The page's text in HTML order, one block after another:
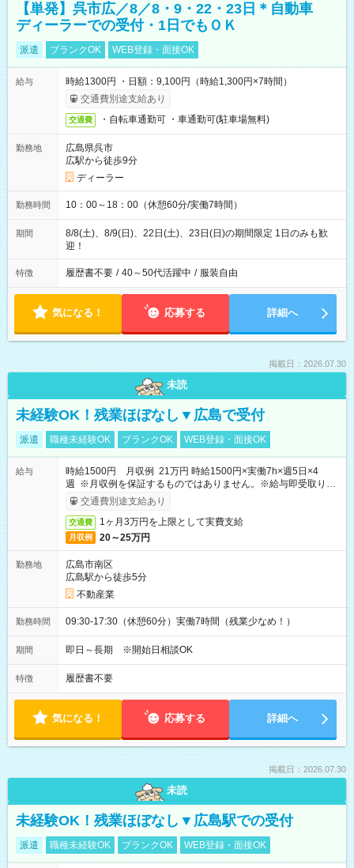
【単発】呉市広／8／8・9・22・23日＊自動車
ディーラーでの受付・1日でもＯＫ
派遣 ブランクOK WEB登録・面接OK
給与
時給1300円 ・日額：9,100円（時給1,300円×7時間）
交通費別途支給あり
交通費 ・自転車通勤可 ・車通勤可(駐車場無料)
勤務地
広島県呉市
広駅から徒歩9分
ディーラー
勤務時間 10：00～18：00（休憩60分/実働7時間）
期間
8/8(土)、8/9(日)、22日(土)、23日(日)の期間限定 1日のみも歓
迎！
特徴 履歴書不要 / 40～50代活躍中 / 服装自由
気になる！ 応募する 詳細へ
掲載日：2026.07.30
未読
未経験OK！残業ほぼなし▼広島で受付
派遣 職種未経験OK ブランクOK WEB登録・面接OK
給与
時給1500円 月収例 21万円 時給1500円×実働7h×週5日×4
週 ※月収例を保証するものではありません。※給与即受取りサ
ービス利用可（利用条件有）
交通費別途支給あり
交通費 1ヶ月3万円を上限として実費支給
月収例 20～25万円
勤務地
広島市南区
広島駅から徒歩5分
不動産業
勤務時間 09:30-17:30（休憩60分）実働7時間（残業少なめ！）
期間 即日～長期 ※開始日相談OK
特徴 履歴書不要
気になる！ 応募する 詳細へ
掲載日：2026.07.30
未読
未経験OK！残業ほぼなし▼広島駅での受付
派遣 職種未経験OK ブランクOK WEB登録・面接OK